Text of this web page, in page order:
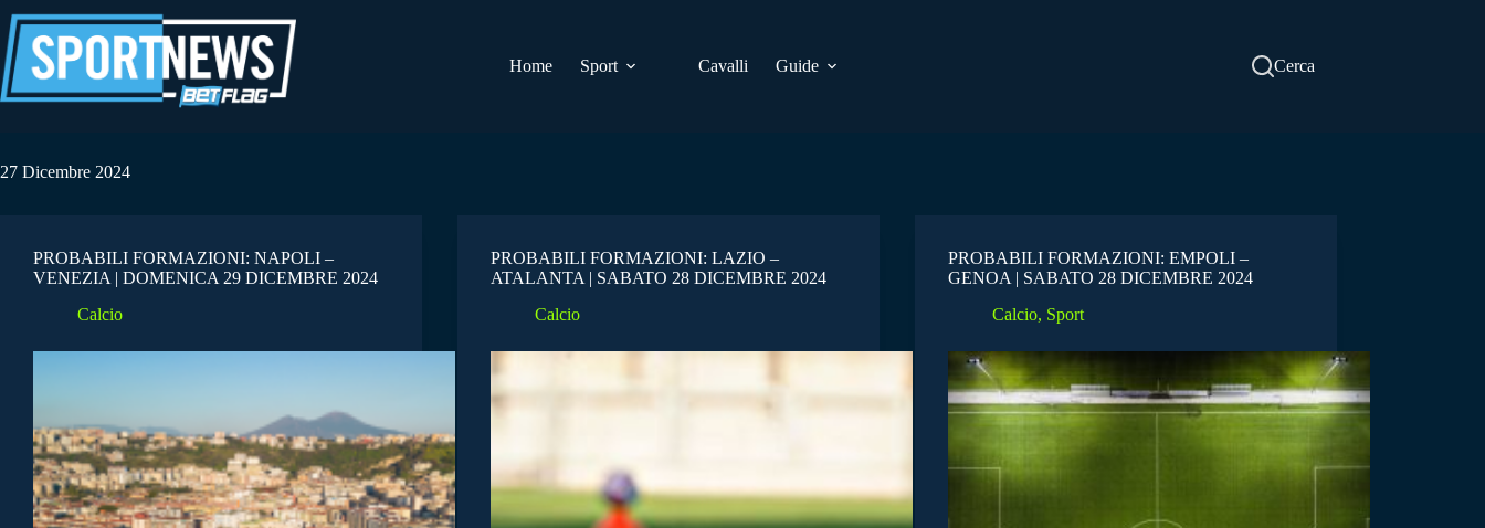
al
contenuto
Home
Sport Cavalli Guide Cerca
27 Dicembre 2024
PROBABILI FORMAZIONI: NAPOLI –
VENEZIA | DOMENICA 29 DICEMBRE 2024
Calcio
PROBABILI FORMAZIONI: LAZIO –
ATALANTA | SABATO 28 DICEMBRE 2024
Calcio
PROBABILI FORMAZIONI: EMPOLI –
GENOA | SABATO 28 DICEMBRE 2024
Calcio, Sport